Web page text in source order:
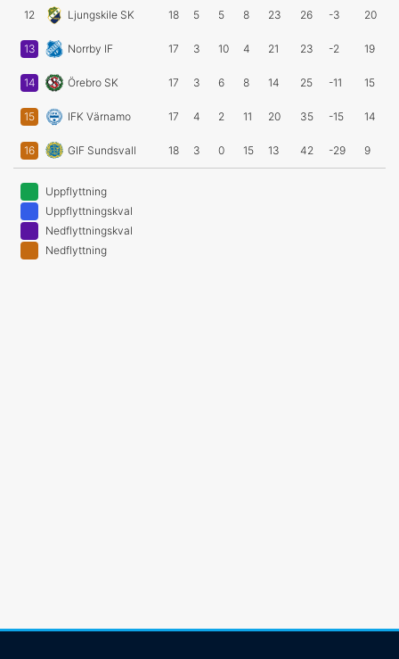
12 Ljungskile SK 18 5 5 8 23 26 -3 20
13 Norrby IF 17 3 10 4 21 23 -2 19
14 Örebro SK 17 3 6 8 14 25 -11 15
15 IFK Värnamo 17 4 2 11 20 35 -15 14
16 GIF Sundsvall 18 3 0 15 13 42 -29 9
Uppflyttning
Uppflyttningskval
Nedflyttningskval
Nedflyttning